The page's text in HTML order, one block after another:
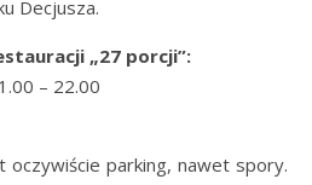
Decjusza.
„27 porcji”:
– 22.00
oczywiście parking, nawet spory.